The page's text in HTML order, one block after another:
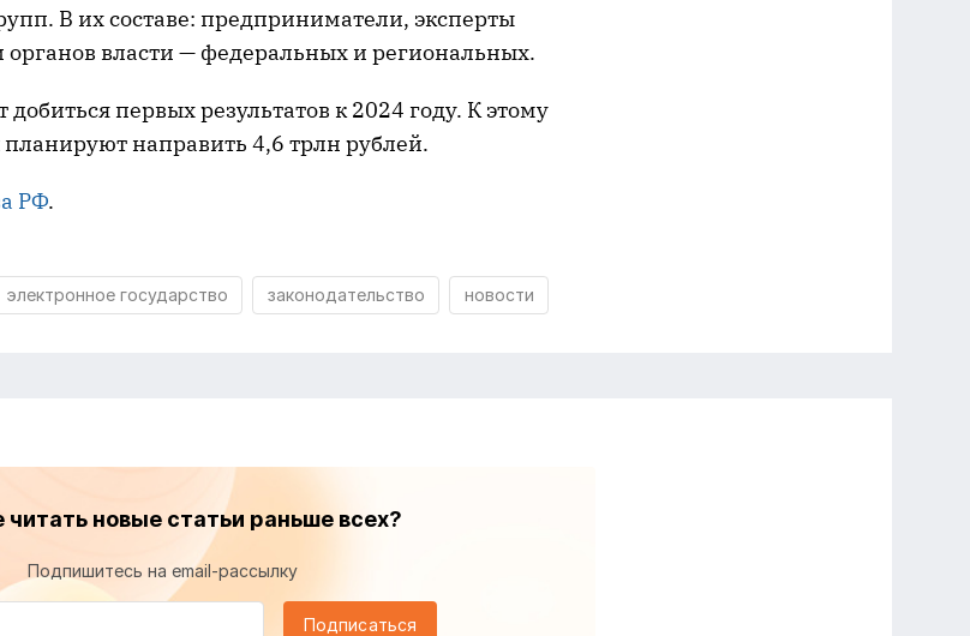
В их составе: предприниматели, эксперты
органов власти — федеральных и региональных.
первых результатов к 2024 году. К этому
направить 4,6 трлн рублей.
РФ.
электронное государство законодательство новости
читать новые статьи раньше всех?
Подпишитесь на email-рассылку
Подписаться